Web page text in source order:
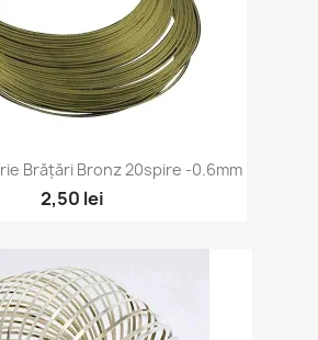
Brățări Bronz 20spire -0.6mm
2,50 lei